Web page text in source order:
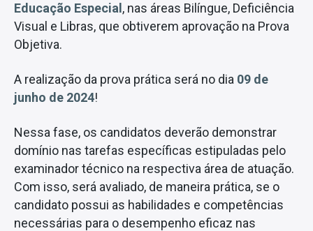
Educação Especial, nas áreas Bilíngue, Deficiência
Visual e Libras, que obtiverem aprovação na Prova
Objetiva.
A realização da prova prática será no dia 09 de
junho de 2024!
Nessa fase, os candidatos deverão demonstrar
domínio nas tarefas específicas estipuladas pelo
examinador técnico na respectiva área de atuação.
Com isso, será avaliado, de maneira prática, se o
candidato possui as habilidades e competências
necessárias para o desempenho eficaz nas